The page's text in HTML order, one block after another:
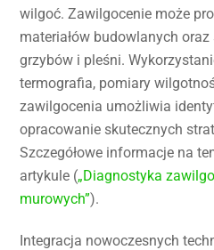
wilgoć. Zawilgocenie może
materiałów budowlanych
grzybów i pleśni.
termografia, pomiary
zawilgocenia umożliwia
opracowanie skutecznych
Szczegółowe informacje na
artykule („Diagnostyka
murowych”).
Integracja nowoczesnych